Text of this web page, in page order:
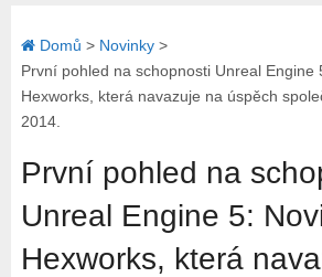
Domů > Novinky>
První pohled na schopnosti Unreal Engine
Hexworks, která navazuje na úspěch
2014.
První pohled na
Unreal Engine 5:
Hexworks, která